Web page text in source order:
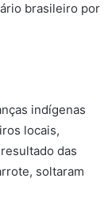
brasileiro por
indígenas
locais,
das
soltaram